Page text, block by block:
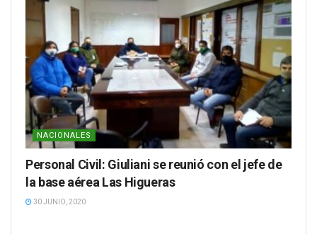
NACIONALES
Personal Civil: Giuliani se reunió con el jefe de
la base aérea Las Higueras
30 JUNIO, 2020